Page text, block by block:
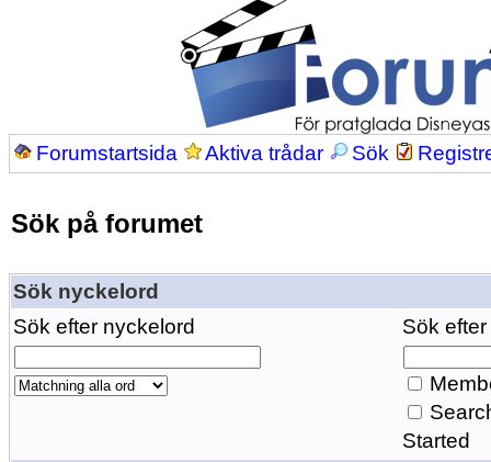
Forumstartsida Aktiva trådar Sök
Sök på forumet
Sök nyckelord
Sök efter nyckelord
Sök
Started